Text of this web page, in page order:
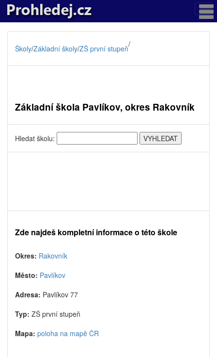
Školy/Základní školy/ZŠ první stupeň/
Základní škola Pavlíkov, okres Rakovník
Hledat školu:
Zde najdeš kompletní informace o této škole
Okres: Rakovník
Město: Pavlíkov
Adresa: Pavlíkov 77
Typ: ZŠ první stupeň
Mapa: poloha na mapě ČR